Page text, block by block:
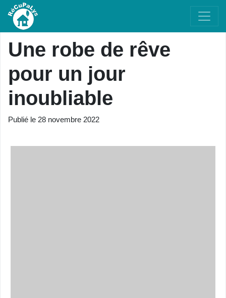
Une robe de rêve
pour un jour
inoubliable
Publié le 28 novembre 2022